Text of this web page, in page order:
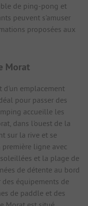
de ping-pong et
peuvent s'amuser
proposées aux
Morat
d'un emplacement
pour passer des
accueille les
dans l'ouest de la
sur la rive et se
première ligne avec
et la plage de
de détente au bord
équipements de
de paddle et des